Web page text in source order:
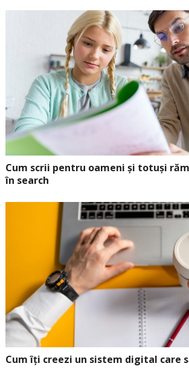
Cum scrii pentru oameni și totuși
în search
Cum îți creezi un sistem digital care